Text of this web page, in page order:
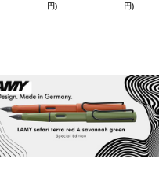
円)
円)